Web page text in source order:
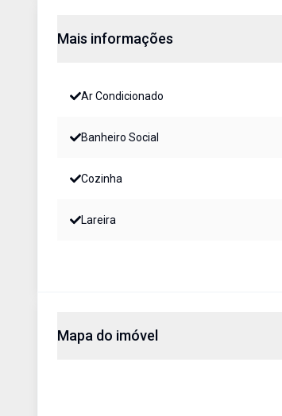
Mais informações
Ar Condicionado
Banheiro Social
Cozinha
Lareira
Mapa do imóvel